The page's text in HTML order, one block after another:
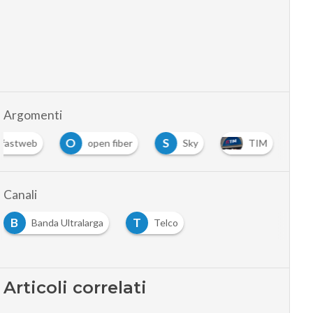
Argomenti
fastweb O open fiber S Sky TIM
Canali
B
Banda Ultralarga T Telco
Articoli correlati